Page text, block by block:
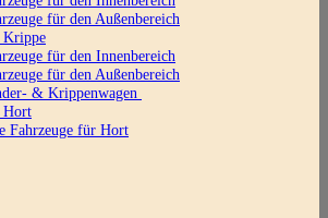
für den Außenbereich
Krippe
für den Innenbereich
für den Außenbereich
& Krippenwagen
Hort
Fahrzeuge für Hort